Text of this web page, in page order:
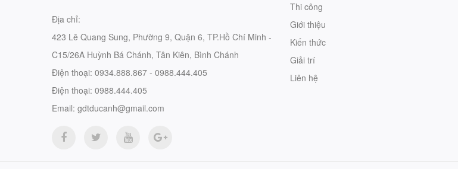
Địa chỉ:
423 Lê Quang Sung, Phường 9, Quận 6, TP.Hồ Chí Minh -
C15/26A Huỳnh Bá Chánh, Tân Kiên, Bình Chánh
Điện thoại: 0934.888.867 - 0988.444.405
Điện thoại: 0988.444.405
Email: gdtducanh@gmail.com
Thi công
Giới thiệu
Kiến thức
Giải trí
Liên hệ